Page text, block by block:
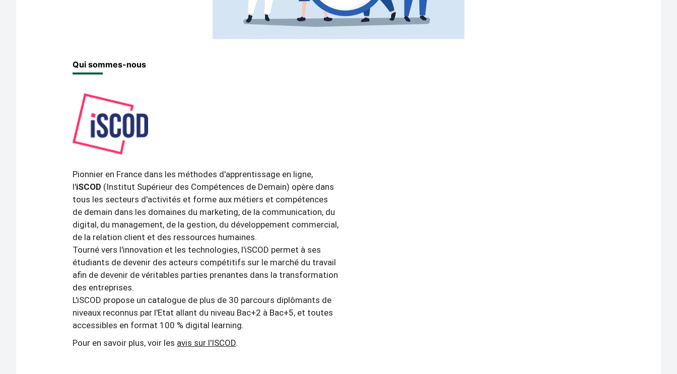
Qui sommes-nous
Pionnier en France dans les méthodes d'apprentissage en ligne,
l'iSCOD (Institut Supérieur des Compétences de Demain) opère dans
tous les secteurs d'activités et forme aux métiers et compétences
de demain dans les domaines du marketing, de la communication, du
digital, du management, de la gestion, du développement commercial,
de la relation client et des ressources humaines.
Tourné vers l'innovation et les technologies, l'iSCOD permet à ses
étudiants de devenir des acteurs compétitifs sur le marché du travail
afin de devenir de véritables parties prenantes dans la transformation
des entreprises.
L'iSCOD propose un catalogue de plus de 30 parcours diplômants de
niveaux reconnus par l'Etat allant du niveau Bac+2 à Bac+5, et toutes
accessibles en format 100 % digital learning.
Pour en savoir plus, voir les avis sur l'ISCOD.